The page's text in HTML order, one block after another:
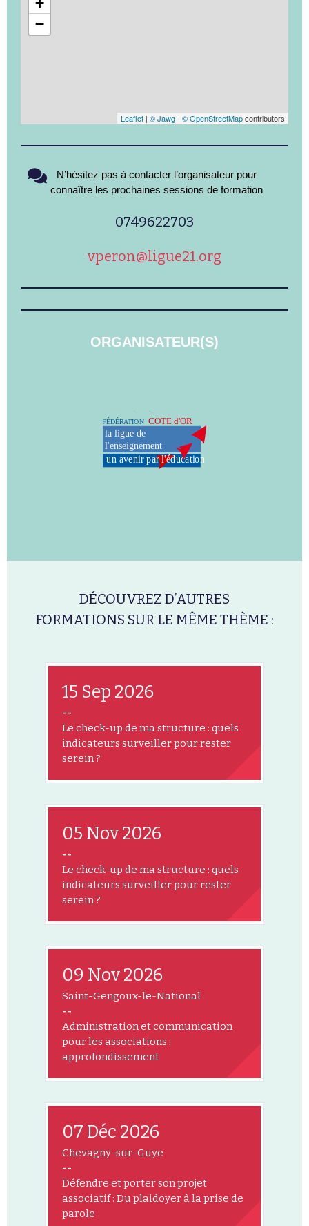
−
Leaflet | © Jawg- © OpenStreetMapcontributors
N’hésitez pas à contacter l’organisateur pour
connaître les prochaines sessions de formation
0749622703
vperon@ligue21.org
ORGANISATEUR(S)
DÉCOUVREZ D’AUTRES
FORMATIONS SUR LE MÊME THÈME :
15 Sep 2026
--
Le check-up de ma structure : quels
indicateurs surveiller pour rester
serein ?
05 Nov 2026
--
Le check-up de ma structure : quels
indicateurs surveiller pour rester
serein ?
09 Nov 2026
Saint-Gengoux-le-National
--
Administration et communication
pour les associations :
approfondissement
07 Déc 2026
Chevagny-sur-Guye
--
Défendre et porter son projet
associatif : Du plaidoyer à la prise de
parole